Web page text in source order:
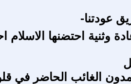
عودتنا-
وثنية احتضنها الاسلام
الغائب الحاضر في